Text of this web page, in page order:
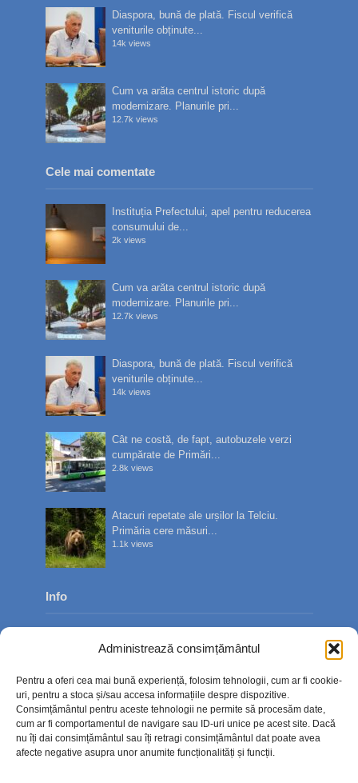
Administrează consimțământul
Pentru a oferi cea mai bună experiență, folosim tehnologii, cum ar fi cookie-
uri, pentru a stoca și/sau accesa informațiile despre dispozitive.
Consimțământul pentru aceste tehnologii ne permite să procesăm date,
cum ar fi comportamentul de navigare sau ID-uri unice pe acest site. Dacă
nu îți dai consimțământul sau îți retragi consimțământul dat poate avea
afecte negative asupra unor anumite funcționalități și funcții.
Diaspora, bună de plată. Fiscul verifică
veniturile obținute...
14k views
Cum va arăta centrul istoric după
modernizare. Planurile pri...
12.7k views
Cele mai comentate
Instituția Prefectului, apel pentru reducerea
consumului de...
2k views
Cum va arăta centrul istoric după
modernizare. Planurile pri...
12.7k views
Diaspora, bună de plată. Fiscul verifică
veniturile obținute...
14k views
Cât ne costă, de fapt, autobuzele verzi
cumpărate de Primări...
2.8k views
Atacuri repetate ale urșilor la Telciu.
Primăria cere măsuri...
1.1k views
Info
Contact
Politica de confidențialitate
Politică cookie-uri (UE)